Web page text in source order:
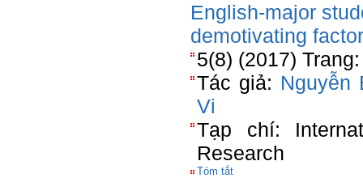
English-major
demotivating
5(8) (2017)
Tác giả: Nguyễn
Vi
Tạp chí:
Research
Tóm tắt